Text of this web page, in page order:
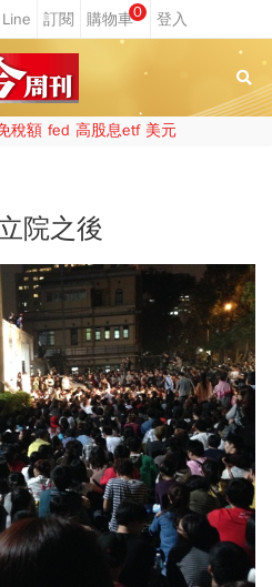
0
稅額 fed 高股息etf 美元
院之後